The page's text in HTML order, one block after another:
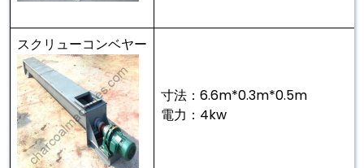
スクリューコンベヤー
寸法：6.6m*0.3m*0.5m
電力：4kw